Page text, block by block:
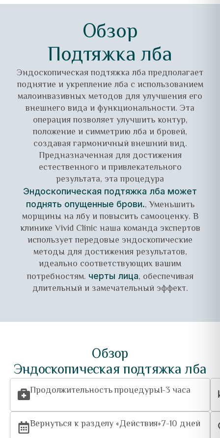
Обзор
Подтяжка лба
Эндоскопическая подтяжка лба предполагает
поднятие и укрепление лба с использованием
малоинвазивных методов для улучшения его
внешнего вида и функциональности. Эта
операция позволяет улучшить контур,
положение и симметрию лба и бровей,
создавая гармоничный внешний вид.
Предназначенная для достижения
естественного и привлекательного
результата, эта процедура
Эндоскопическая подтяжка лба может
поднять опущенные брови., Уменьшить
морщины на лбу и повысить самооценку. В
клинике Vivid Clinic наша команда экспертов
использует передовые эндоскопические
методы для достижения результатов,
идеально соответствующих вашим
потребностям. черты лица, обеспечивая
длительный и замечательный эффект.
Обзор
Эндоскопическая подтяжка лба
Продолжительность процедуры1-3 часа
Вернуться к разделу «Действия»7-10 дней